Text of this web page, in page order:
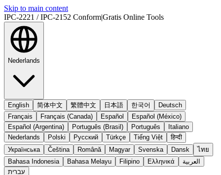
Skip to main content
IPC-2221 / IPC-2152 Conform|Gratis Online Tools
Nederlands
English 简体中文 繁體中文 日本語 한국어
Deutsch
Français
Français (Canada) Español
Español (México)
Español (Argentina)
Português (Brasil) Português
Italiano
Nederlands
Polski Русский Türkçe Tiếng Việt
हिन्दी
Українська
Čeština Română Magyar Svenska Dansk
ไทย
Bahasa Indonesia
Bahasa Melayu Filipino Ελληνικά
العربية
עברית